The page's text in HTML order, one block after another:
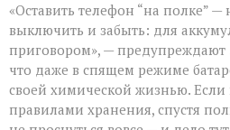
«Оставить телефон “на полке” —
выключить и забыть: для
приговором», — предупреждают
что даже в спящем режиме
своей химической жизнью.
правилами хранения, спустя